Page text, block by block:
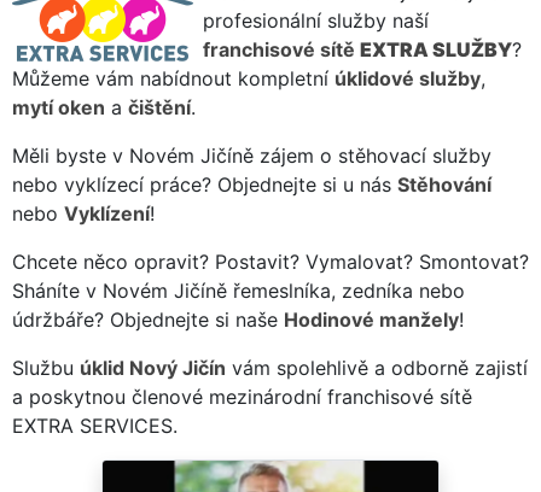
profesionální služby naší
franchisové sítě EXTRA SLUŽBY?
Můžeme vám nabídnout kompletní úklidové služby,
mytí oken a čištění.
Měli byste v Novém Jičíně zájem o stěhovací služby
nebo vyklízecí práce? Objednejte si u nás Stěhování
nebo Vyklízení!
Chcete něco opravit? Postavit? Vymalovat? Smontovat?
Sháníte v Novém Jičíně řemeslníka, zedníka nebo
údržbáře? Objednejte si naše Hodinové manžely!
Službu úklid Nový Jičín vám spolehlivě a odborně zajistí
a poskytnou členové mezinárodní franchisové sítě
EXTRA SERVICES.